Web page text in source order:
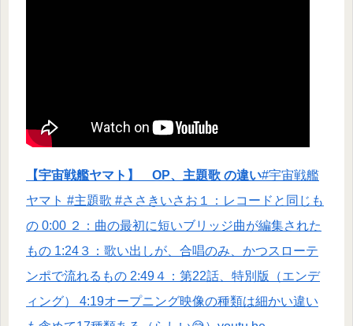
【宇宙戦艦ヤマト】 OP、主題歌 の違い#宇宙戦艦
ヤマト #主題歌 #ささきいさお１：レコードと同じも
の 0:00 ２：曲の最初に短いブリッジ曲が編集された
もの 1:24３：歌い出しが、合唱のみ、かつスローテ
ンポで流れるもの 2:49４：第22話、特別版（エンデ
ィング） 4:19オープニング映像の種類は細かい違い